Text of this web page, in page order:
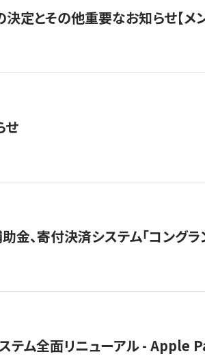
決定とその他重要なお知らせ【メ
せ
金、寄付決済システム「コング
ステム全面リニューアル -